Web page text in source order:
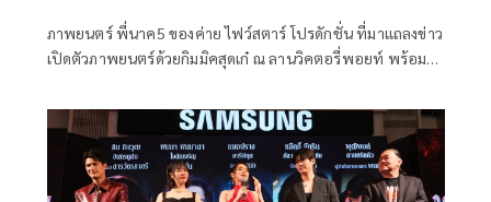
ภาพยนตร์ พี่นาค5 ของค่าย ไฟว์สตาร์ โปรดักชั่น ที่มาแถลงข่าว
เปิดตัวภาพยนตร์ด้วยกิมมิคสุดเก๋ ณ ลานวิคตอรี่พอยท์ พร้อม
รอบอนุสาวรีย์ชัยสมรภูมิ และเปิดประเดิมด้วยโชว์จากศิลปิน
SPRITE(สไปร์ท) ในเพลง ผีพี่นาค ซึ่งเป็นหนึ่งในเพลงประกอบ
ภาพยนตร์ พี่นาค5